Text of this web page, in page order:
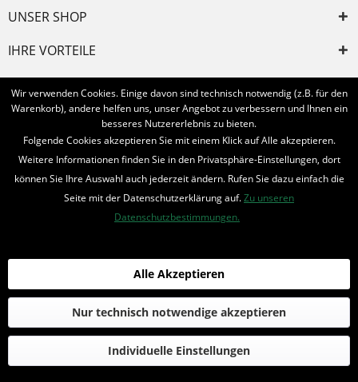
UNSER SHOP
IHRE VORTEILE
INFORMIERT BLEIBEN
Bestellung widerrufen
* Alle Preise inkl. MwSt. und zzgl. Bearbeitungspauschale
© 2016-2022 Romantruhe - Buchversand, Joachim Otto
die profilschmiede - Internetagentur
Wir verwenden Cookies. Einige davon sind technisch notwendig (z.B. für den
Warenkorb), andere helfen uns, unser Angebot zu verbessern und Ihnen ein
besseres Nutzererlebnis zu bieten.
Folgende Cookies akzeptieren Sie mit einem Klick auf Alle akzeptieren.
Weitere Informationen finden Sie in den Privatsphäre-Einstellungen, dort
können Sie Ihre Auswahl auch jederzeit ändern. Rufen Sie dazu einfach die
Seite mit der Datenschutzerklärung auf.Zu unseren
Datenschutzbestimmungen.
Individuelle Einstellungen
Nur technisch notwendige akzeptieren
Alle Akzeptieren